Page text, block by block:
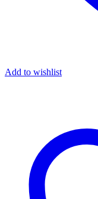
Add to wishlist